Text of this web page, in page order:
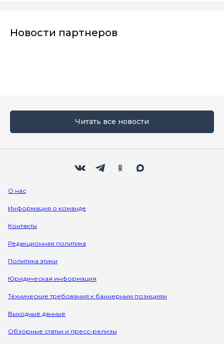
Новости партнеров
Читать все новости
О нас
Информация о команде
Контакты
Редакционная политика
Политика этики
Юридическая информация
Технические требования к баннерным позициям
Выходные данные
Обзорные статьи и пресс-релизы